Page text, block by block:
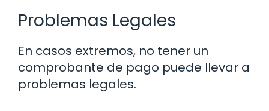
Problemas Legales
En casos extremos, no tener un
comprobante de pago puede llevar a
problemas legales.